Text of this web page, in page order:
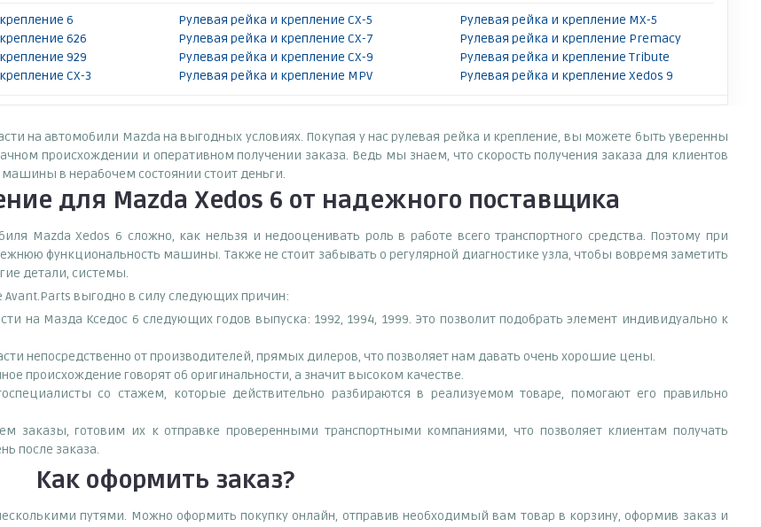
6
626
929
CX-3
Рулевая рейка и крепление CX-5
Рулевая рейка и крепление CX-7
Рулевая рейка и крепление CX-9
Рулевая рейка и крепление MPV
Рулевая рейка и крепление MX-5
Рулевая рейка и крепление Premacy
Рулевая рейка и крепление Tribute
Рулевая рейка и крепление Xedos 9
на автомобили Mazda на выгодных условиях. Покупая у нас рулевая рейка и крепление, вы можете быть уверенны
происхождении и оперативном получении заказа. Ведь мы знаем, что скорость получения заказа для клиентов
в нерабочем состоянии стоит деньги.
для Mazda Xedos 6 от надежного поставщика
Mazda Xedos 6 сложно, как нельзя и недооценивать роль в работе всего транспортного средства. Поэтому при
функциональность машины. Также не стоит забывать о регулярной диагностике узла, чтобы вовремя заметить
детали, системы.
Avant.Parts выгодно в силу следующих причин:
на Мазда Кседос 6 следующих годов выпуска: 1992, 1994, 1999. Это позволит подобрать элемент индивидуально к
непосредственно от производителей, прямых дилеров, что позволяет нам давать очень хорошие цены.
происхождение говорят об оригинальности, а значит высоком качестве.
со стажем, которые действительно разбираются в реализуемом товаре, помогают его правильно
заказы, готовим их к отправке проверенными транспортными компаниями, что позволяет клиентам получать
после заказа.
Как оформить заказ?
путями. Можно оформить покупку онлайн, отправив необходимый вам товар в корзину, оформив заказ и